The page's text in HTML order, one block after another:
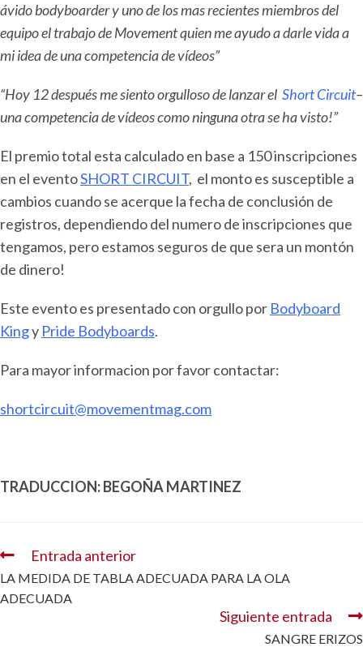
ávido bodyboarder y uno de los mas recientes miembros del
equipo el trabajo de Movement quien me ayudo a darle vida a
mi idea de una competencia de vídeos”
“Hoy 12 después me siento orgulloso de lanzar el Short Circuit–
una competencia de vídeos como ninguna otra se ha visto!”
El premio total esta calculado en base a 150 inscripciones
en el eventoSHORT CIRCUIT, el monto es susceptible a
cambios cuando se acerque la fecha de conclusión de
registros, dependiendo del numero de inscripciones que
tengamos, pero estamos seguros de que sera un montón
de dinero!
Este evento es presentado con orgullo por Bodyboard
Kingy Pride Bodyboards.
Para mayor informacion por favor contactar:
shortcircuit@movementmag.com
TRADUCCION: BEGOÑA MARTINEZ
Entrada anterior
LA MEDIDA DE TABLA ADECUADA PARA LA OLA
ADECUADA
Siguiente entrada
SANGRE ERIZOS